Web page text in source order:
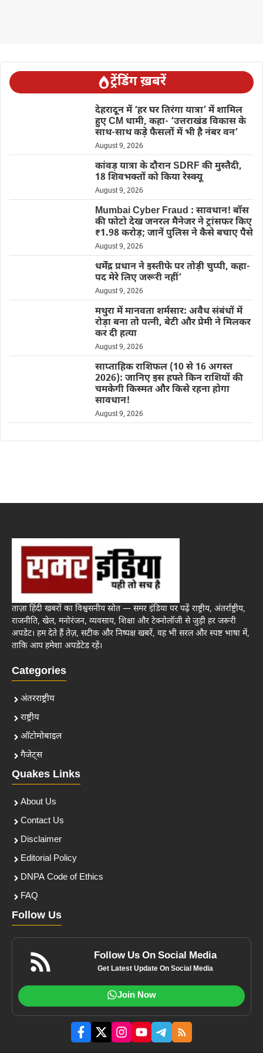
ट्रेंडिंग ख़बरें
देहरादून में ‘हर घर तिरंगा यात्रा’ में शामिल
हुए CM धामी, कहा- ‘उत्तराखंड विकास के
साथ-साथ कड़े फैसलों में भी है नंबर वन’
August 9, 2026
कांवड़ यात्रा के दौरान SDRF की मुस्तैदी,
18 शिवभक्तों को किया रेस्क्यू
August 9, 2026
Mumbai Cyber Fraud : सावधान! बॉस
की फोटो देख जनरल मैनेजर ने ट्रांसफर किए
₹1.98 करोड़; जानें पुलिस ने कैसे बचाए पैसे
August 9, 2026
धर्मेंद्र प्रधान ने इस्तीफे पर तोड़ी चुप्पी, कहा-
पद मेरे लिए जरूरी नहीं’
August 9, 2026
मथुरा में मानवता शर्मसार: अवैध संबंधों में
रोड़ा बना तो पत्नी, बेटी और प्रेमी ने मिलकर
कर दी हत्या
August 9, 2026
साप्ताहिक राशिफल (10 से 16 अगस्त
2026): जानिए इस हफ्ते किन राशियों की
चमकेगी किस्मत और किसे रहना होगा
सावधान!
August 9, 2026
ताज़ा हिंदी खबरों का विश्वसनीय स्रोत — समर इंडिया पर पढ़ें राष्ट्रीय, अंतर्राष्ट्रीय,
राजनीति, खेल, मनोरंजन, व्यवसाय, शिक्षा और टेक्नोलॉजी से जुड़ी हर जरूरी
अपडेट। हम देते हैं तेज़, सटीक और निष्पक्ष खबरें, वह भी सरल और स्पष्ट भाषा में,
ताकि आप हमेशा अपडेटेड रहें।
Categories
अंतरराष्ट्रीय
राष्ट्रीय
ऑटोमोबाइल
गैजेट्स
Quakes Links
About Us
Contact Us
Disclaimer
Editorial Policy
DNPA Code of Ethics
FAQ
Follow Us
Follow Us On Social Media
Get Latest Update On Social Media
Join Now